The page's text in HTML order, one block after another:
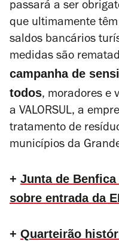
passará a ser
que ultimamente
saldos bancários
medidas são
campanha de
todos, moradores e
a VALORSUL, a
tratamento de
municípios da
+ Junta de
sobre entrada da
+ Quarteirão